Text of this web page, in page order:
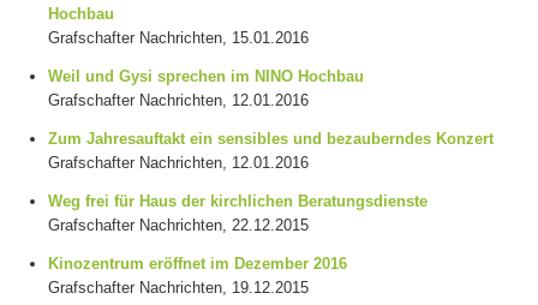
Hochbau
Grafschafter Nachrichten, 15.01.2016
Weil und Gysi sprechen im NINO Hochbau
Grafschafter Nachrichten, 12.01.2016
Zum Jahresauftakt ein sensibles und bezauberndes Konzert
Grafschafter Nachrichten, 12.01.2016
Weg frei für Haus der kirchlichen Beratungsdienste
Grafschafter Nachrichten, 22.12.2015
Kinozentrum eröffnet im Dezember 2016
Grafschafter Nachrichten, 19.12.2015